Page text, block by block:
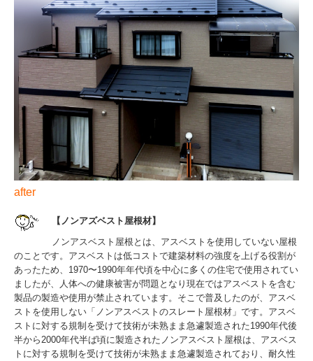
after
【ノンアズベスト屋根材】
ノンアスベスト屋根とは、アスベストを使用していない屋根
のことです。アスベストは低コストで建築材料の強度を上げる役割が
あったため、1970〜1990年年代頃を中心に多くの住宅で使用されてい
ましたが、人体への健康被害が問題となり現在ではアスベストを含む
製品の製造や使用が禁止されています。そこで普及したのが、アスベ
ストを使用しない「ノンアスベストのスレート屋根材」です。アスベ
ストに対する規制を受けて技術が未熟まま急遽製造された1990年代後
半から2000年代半ば頃に製造されたノンアスベスト屋根は、アスベス
トに対する規制を受けて技術が未熟まま急遽製造されており、耐久性